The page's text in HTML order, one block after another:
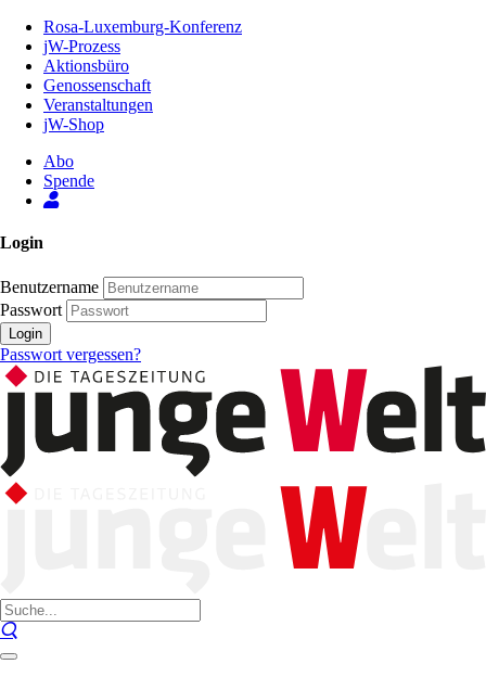
Inhalt
Seite
Rosa-Luxemburg-Konferenz
jW-Prozess
Aktionsbüro
Genossenschaft
Veranstaltungen
jW-Shop
Abo
Spende
Login
Benutzername
Passwort
Login
Passwort vergessen?